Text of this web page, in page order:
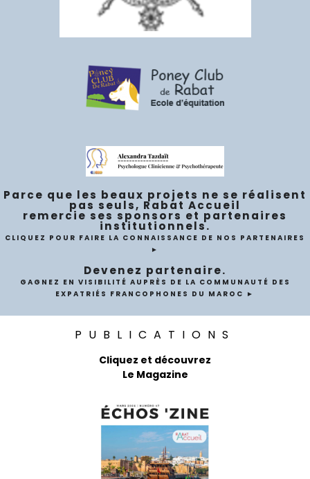
Parce que les beaux projets ne se réalisent
pas seuls, Rabat Accueil
remercie ses sponsors et partenaires
institutionnels.
CLIQUEZ POUR FAIRE LA CONNAISSANCE DE NOS PARTENAIRES
►
Devenez partenaire.
GAGNEZ EN VISIBILITÉ AUPRÈS DE LA COMMUNAUTÉ DES
EXPATRIÉS FRANCOPHONES DU MAROC ►
PUBLICATIONS
Cliquez et découvrez
Le Magazine